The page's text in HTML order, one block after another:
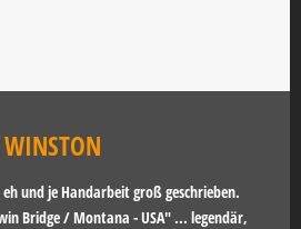
WINSTON
und je Handarbeit groß geschrieben.
Bridge / Montana - USA" ... legendär,